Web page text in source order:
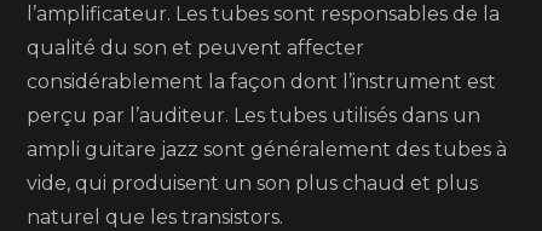
l’amplificateur. Les tubes sont responsables de la
qualité du son et peuvent affecter
considérablement la façon dont l’instrument est
perçu par l’auditeur. Les tubes utilisés dans un
ampli guitare jazz sont généralement des tubes à
vide, qui produisent un son plus chaud et plus
naturel que les transistors.